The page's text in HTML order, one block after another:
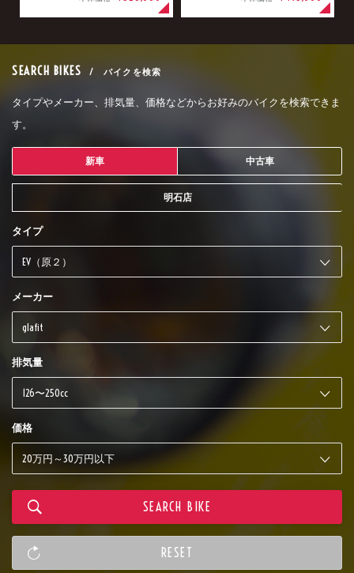
SEARCH BIKES / バイクを検索
タイプやメーカー、排気量、価格などからお好みのバイクを検索できま
す。
新車 中古車
明石店
タイプ
メーカー
排気量
価格